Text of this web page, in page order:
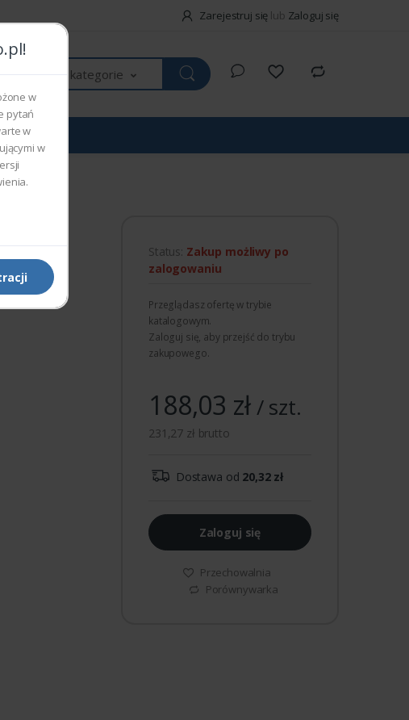
Zarejestruj się lub Zaloguj się
Wszystkie kategorie
w
pytań
w
w
Status: Zakup możliwy po
zalogowaniu
Przeglądasz ofertę w trybie
katalogowym.
Zaloguj się, aby przejść do trybu
zakupowego.
188,03 zł/ szt.
231,27 zł brutto
Dostawa od 20,32 zł
Zaloguj się
Przechowalnia
Porównywarka